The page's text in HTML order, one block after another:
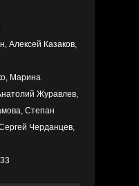
Алексей Казаков,
Марина
Журавлев,
Степан
Черданцев,